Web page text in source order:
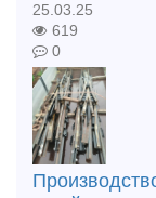
25.03.25
619
0